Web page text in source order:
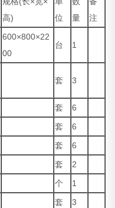
高)
位
量
注
600×800×22
00
台 1
套 3
套
6
套
6
套
6
套
2
个
1
套 3